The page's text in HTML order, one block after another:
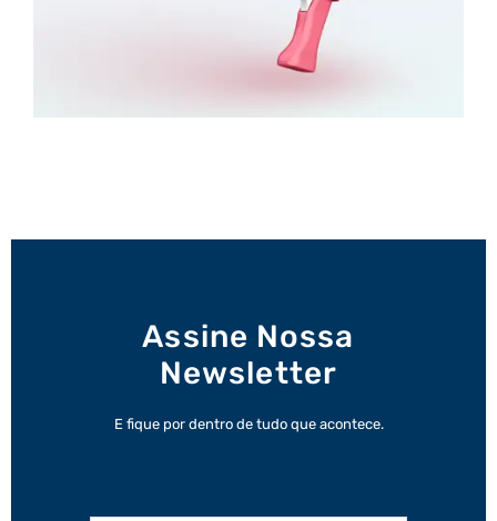
Assine Nossa
Newsletter
E fique por dentro de tudo que acontece.